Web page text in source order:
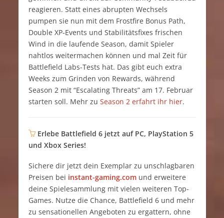
reagieren. Statt eines abrupten Wechsels
pumpen sie nun mit dem Frostfire Bonus Path,
Double XP-Events und Stabilitätsfixes frischen
Wind in die laufende Season, damit Spieler
nahtlos weitermachen können und mal Zeit für
Battlefield Labs-Tests hat. Das gibt euch extra
Weeks zum Grinden von Rewards, während
Season 2 mit “Escalating Threats” am 17. Februar
starten soll. Mehr zu Season 2 erfahrt ihr hier.
Erlebe Battlefield 6 jetzt auf PC, PlayStation 5
und Xbox Series!
Sichere dir jetzt dein Exemplar zu unschlagbaren
Preisen bei instant-gaming.comund erweitere
deine Spielesammlung mit vielen weiteren Top-
Games. Nutze die Chance, Battlefield 6 und mehr
zu sensationellen Angeboten zu ergattern, ohne